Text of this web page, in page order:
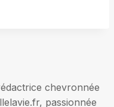
chevronnée
passionnée